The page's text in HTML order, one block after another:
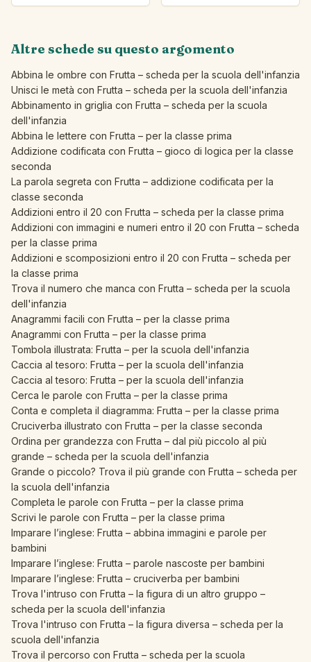
Altre schede su questo argomento
Abbina le ombre con Frutta – scheda per la scuola dell'infanzia
Unisci le metà con Frutta – scheda per la scuola dell'infanzia
Abbinamento in griglia con Frutta – scheda per la scuola
dell'infanzia
Abbina le lettere con Frutta – per la classe prima
Addizione codificata con Frutta – gioco di logica per la classe
seconda
La parola segreta con Frutta – addizione codificata per la
classe seconda
Addizioni entro il 20 con Frutta – scheda per la classe prima
Addizioni con immagini e numeri entro il 20 con Frutta – scheda
per la classe prima
Addizioni e scomposizioni entro il 20 con Frutta – scheda per
la classe prima
Trova il numero che manca con Frutta – scheda per la scuola
dell'infanzia
Anagrammi facili con Frutta – per la classe prima
Anagrammi con Frutta – per la classe prima
Tombola illustrata: Frutta – per la scuola dell'infanzia
Caccia al tesoro: Frutta – per la scuola dell'infanzia
Caccia al tesoro: Frutta – per la scuola dell'infanzia
Cerca le parole con Frutta – per la classe prima
Conta e completa il diagramma: Frutta – per la classe prima
Cruciverba illustrato con Frutta – per la classe seconda
Ordina per grandezza con Frutta – dal più piccolo al più
grande – scheda per la scuola dell'infanzia
Grande o piccolo? Trova il più grande con Frutta – scheda per
la scuola dell'infanzia
Completa le parole con Frutta – per la classe prima
Scrivi le parole con Frutta – per la classe prima
Imparare l’inglese: Frutta – abbina immagini e parole per
bambini
Imparare l’inglese: Frutta – parole nascoste per bambini
Imparare l’inglese: Frutta – cruciverba per bambini
Trova l'intruso con Frutta – la figura di un altro gruppo –
scheda per la scuola dell'infanzia
Trova l'intruso con Frutta – la figura diversa – scheda per la
scuola dell'infanzia
Trova il percorso con Frutta – scheda per la scuola